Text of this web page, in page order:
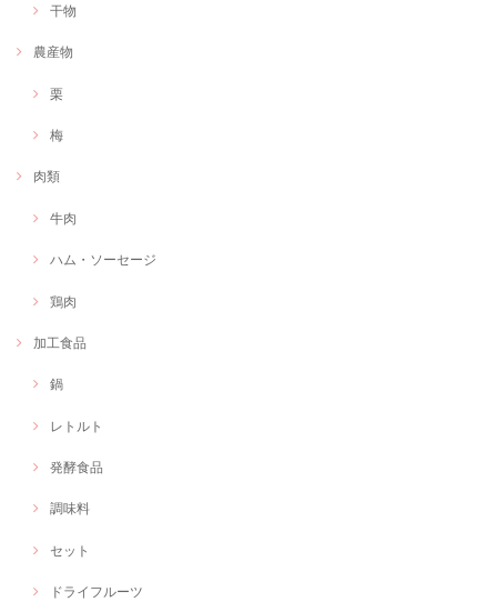
干物
農産物
栗
梅
肉類
牛肉
ハム・ソーセージ
鶏肉
加工食品
鍋
レトルト
発酵食品
調味料
セット
ドライフルーツ